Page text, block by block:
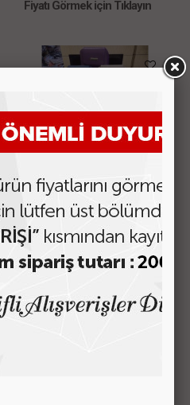
Fiyatı Görmek için Tıklayın
WOMEN DESIGN CÜZDAN
MODEL-26
Fiyatı Görmek için Tıklayın